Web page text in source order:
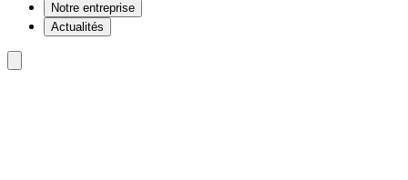
Notre entreprise
Actualités